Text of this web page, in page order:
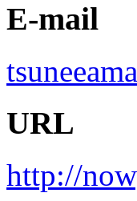
E-mail
URL
http://